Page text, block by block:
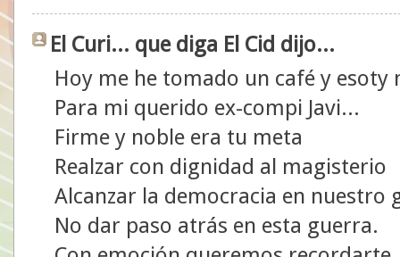
El Curi... que diga El Cid dijo...
Hoy me he tomado un café y esoty
Para mi querido ex-compi Javi...
Firme y noble era tu meta
Realzar con dignidad al magisterio
Alcanzar la democracia en nuestro
No dar paso atrás en esta guerra.